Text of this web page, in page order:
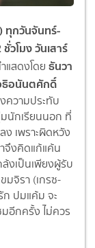
ทุกวันจันทร์-
วโมง วันเสาร์
แสดงโดย ธันวา
ธิอนันตศักดิ์
ความประทับ
มนักเรียนนอก ที่
เพราะผิดหวัง
จึงคิดแก้แค้น
งเป็นเพียงผู้รับ
มจิรา (เกรซ-
ก ปมแค้ม จะ
อีกครั้ง ไม่ควร